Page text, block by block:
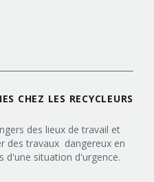
CHEZ LES RECYCLEURS
des lieux de travail et
des travaux dangereux en
d'une situation d'urgence.